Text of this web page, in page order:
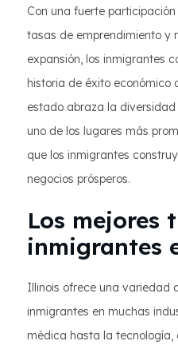
Con una fuerte
tasas de emprendimiento y
expansión, los inmigrantes
historia de éxito económico
estado abraza la
uno de los lugares más
que los inmigrantes
negocios prósperos.
Los mejores
inmigrantes
Illinois ofrece una variedad
inmigrantes en muchas
médica hasta la